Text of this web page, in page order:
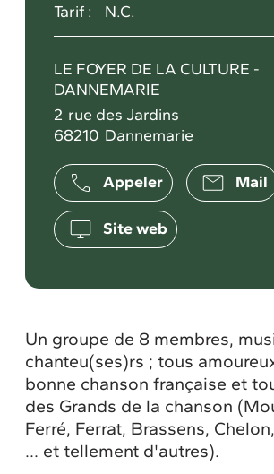
Tarif : N.C.
LE FOYER DE LA CULTURE -
DANNEMARIE
2 rue des Jardins
68210 Dannemarie
Appeler Mail
Site web
Un groupe de 8 membres,
chanteu(ses)rs ; tous
bonne chanson française et
des Grands de la chanson
Ferré, Ferrat, Brassens,
... et tellement d'autres).